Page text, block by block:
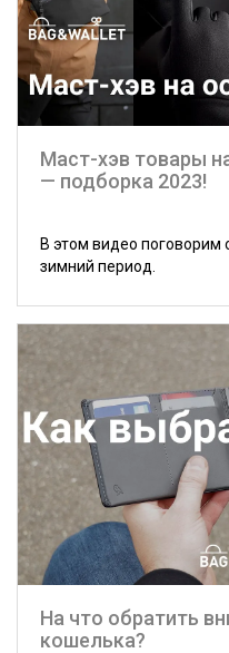
Маст-хэв товары
— подборка 2023!
В этом видео поговорим
зимний период.
На что обратить
кошелька?